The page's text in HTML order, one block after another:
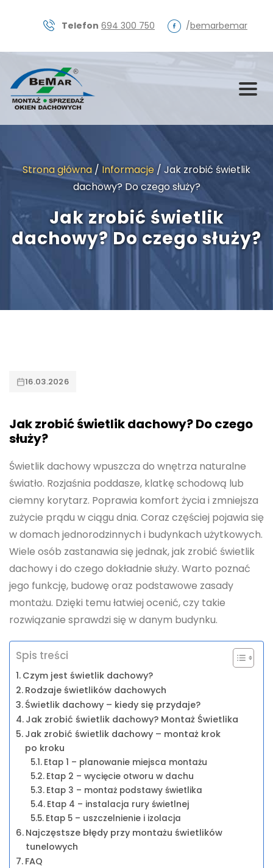
Telefon 694 300 750 /bemarbemar
Strona główna / Informacje / Jak zrobić świetlik
dachowy? Do czego służy?
Jak zrobić świetlik
dachowy? Do czego służy?
16.03.2026
Jak zrobić świetlik dachowy? Do czego
służy?
Świetlik dachowy wpuszcza do wnętrza naturalne
światło. Rozjaśnia poddasze, klatkę schodową lub
ciemny korytarz. Poprawia komfort życia i zmniejsza
zużycie prądu w ciągu dnia. Coraz częściej pojawia się
w domach jednorodzinnych i budynkach użytkowych.
Wiele osób zastanawia się jednak, jak zrobić świetlik
dachowy i do czego dokładnie służy. Warto poznać
jego funkcję, budowę oraz podstawowe zasady
montażu. Dzięki temu łatwiej ocenić, czy takie
rozwiązanie sprawdzi się w danym budynku.
Spis treści
Czym jest świetlik dachowy?
Rodzaje świetlików dachowych
Świetlik dachowy – kiedy się przydaje?
Jak zrobić świetlik dachowy? Montaż Świetlika
Jak zrobić świetlik dachowy – montaż krok
po kroku
Etap 1 – planowanie miejsca montażu
Etap 2 – wycięcie otworu w dachu
Etap 3 – montaż podstawy świetlika
Etap 4 – instalacja rury świetlnej
Etap 5 – uszczelnienie i izolacja
Najczęstsze błędy przy montażu świetlików
tunelowych
FAQ